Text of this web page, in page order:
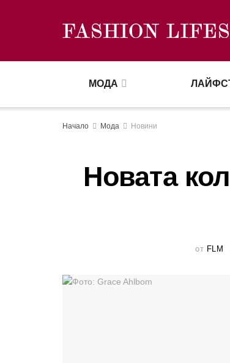
МОДА
Начало Мода Новини
Новата
от FLM